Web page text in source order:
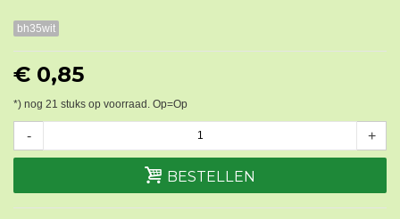
bh35wit
€ 0,85
*) nog 21 stuks op voorraad. Op=Op
- +
BESTELLEN